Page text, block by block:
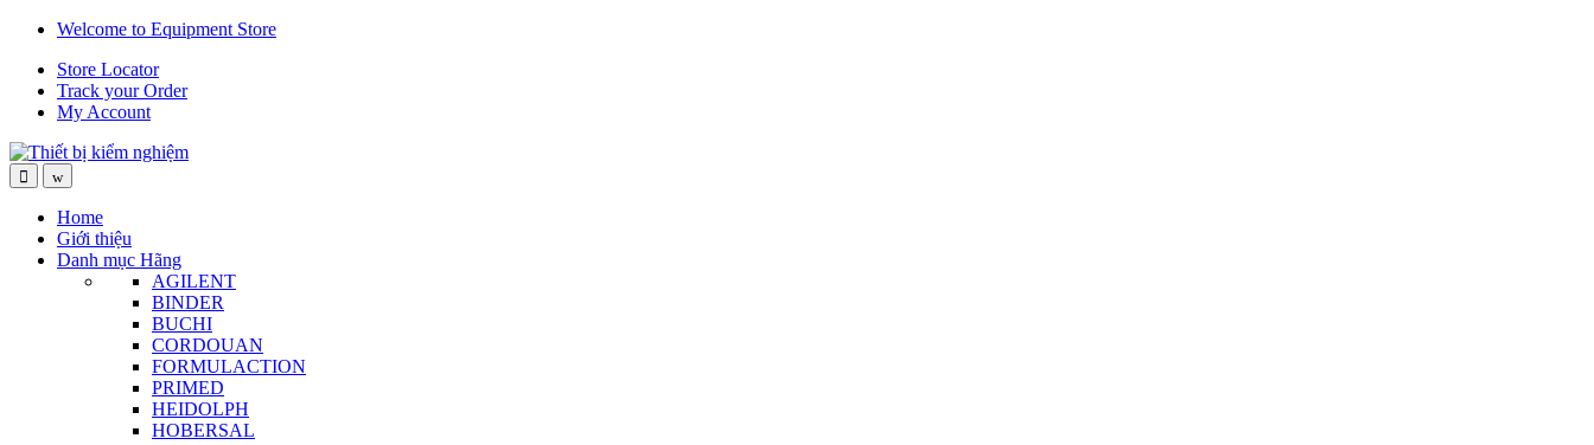
Skip
navigation
Skip
content
Welcome to Equipment Store
Store Locator
Track your Order
My Account
Home
Giới thiệu
Danh mục Hãng
AGILENT
BINDER
BUCHI
CORDOUAN
FORMULACTION
PRIMED
HEIDOLPH
HOBERSAL